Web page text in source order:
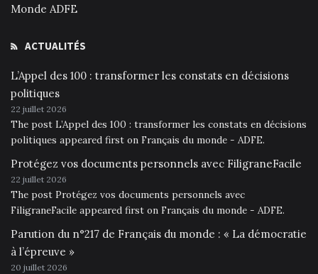
Monde ADFE
ACTUALITÉS
L’Appel des 100 : transformer les constats en décisions
politiques
22 juillet 2026
The post L’Appel des 100 : transformer les constats en décisions
politiques appeared first on Français du monde - ADFE.
Protégez vos documents personnels avec FiligraneFacile
22 juillet 2026
The post Protégez vos documents personnels avec
FiligraneFacile appeared first on Français du monde - ADFE.
Parution du n°217 de Français du monde : « La démocratie
à l’épreuve »
20 juillet 2026